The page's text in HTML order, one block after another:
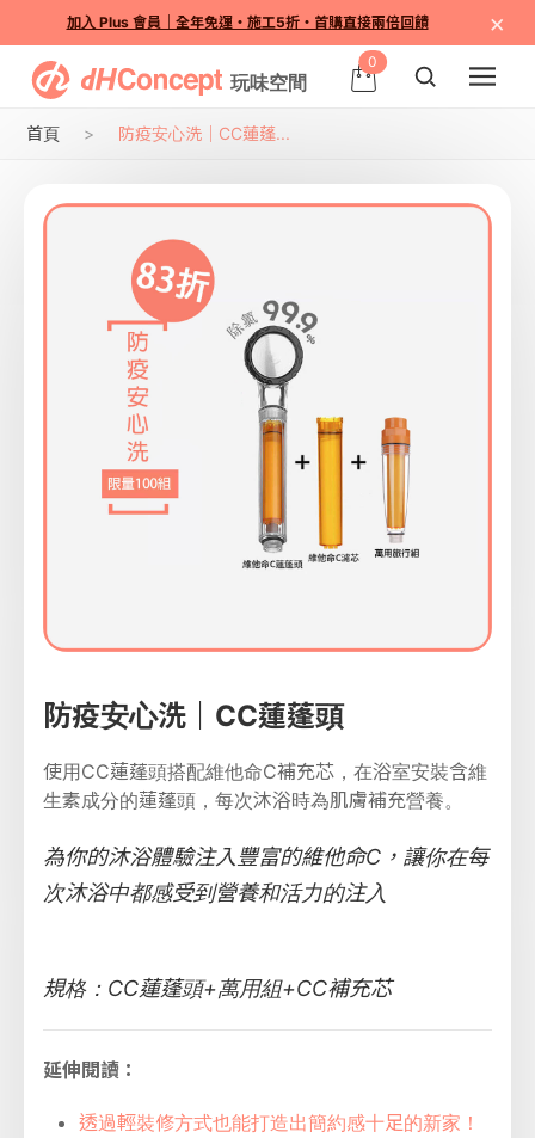
加入 Plus 會員｜全年免運・施工5折・首購直接兩倍回饋 ×
0
首頁 防疫安心洗｜CC蓮蓬...
防疫安心洗｜CC蓮蓬頭
使用CC蓮蓬頭搭配維他命C補充芯，在浴室安裝含維
生素成分的蓮蓬頭，每次沐浴時為肌膚補充營養。
為你的沐浴體驗注入豐富的維他命C，讓你在每
次沐浴中都感受到營養和活力的注入
規格：CC蓮蓬頭+萬用組+CC補充芯
延伸閱讀：
透過輕裝修方式也能打造出簡約感十足的新家！